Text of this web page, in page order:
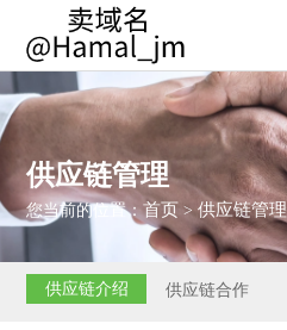
供应链管理
您当前的位置：首页 >供应链管理
供应链介绍 供应链合作